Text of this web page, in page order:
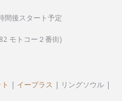
間後スタート予定
モトコー２番街)
| イープラス | リングソウル |